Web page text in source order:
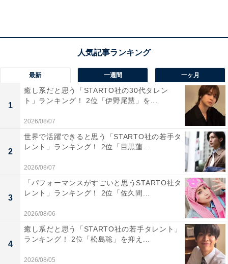
第1位：日本テレビ系 日曜ドラマ『ブラッシュア
ップライフ』3072万回
第1位は、テレビドラマ『ブラッシュアップライフ』
（日本テレビ系）です！
最新 一週間 一ヶ月
1
癒し系だと思う「STARTO社の30代タレン
ト」ランキング！ 2位「伊野尾慧」を...
2026/08/07
2
世界で活躍できると思う「STARTO社の若手タ
レント」ランキング！ 2位「目黒蓮...
2026/08/07
3
「パフォーマンスがすごいと思うSTARTO社タ
レント」ランキング！ 2位「佐久間...
2026/08/06
4
癒し系だと思う「STARTO社の若手タレント」
ランキング！ 2位「松島聡」を抑え...
2026/08/05